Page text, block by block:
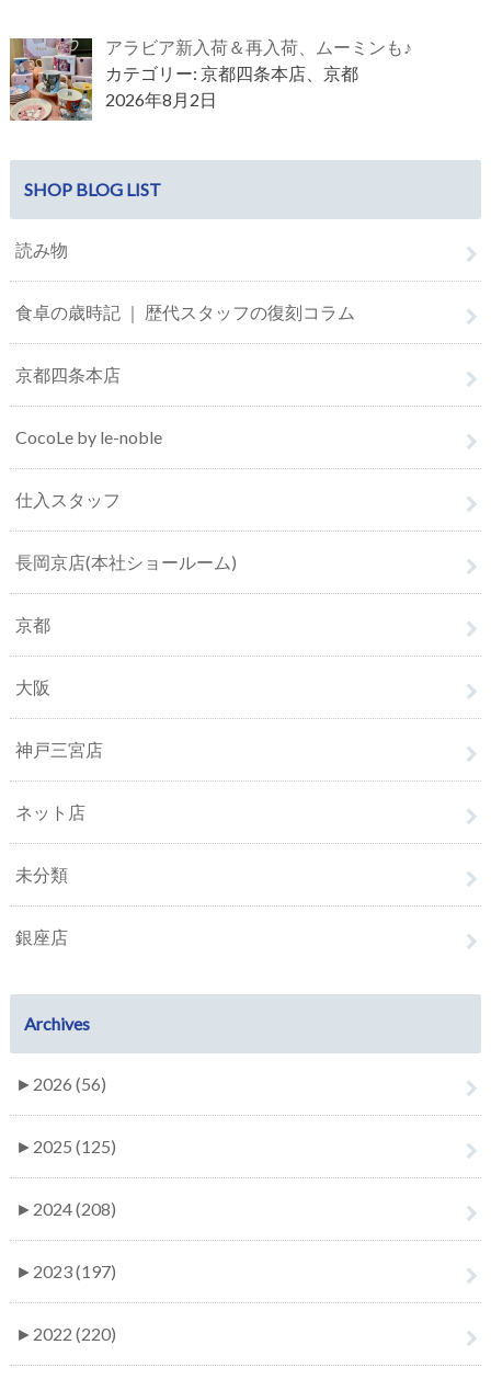
アラビア新入荷＆再入荷、ムーミンも♪
カテゴリー: 京都四条本店、京都
2026年8月2日
SHOP BLOG LIST
読み物
食卓の歳時記 ｜ 歴代スタッフの復刻コラム
京都四条本店
CocoLe by le-noble
仕入スタッフ
長岡京店(本社ショールーム)
京都
大阪
神戸三宮店
ネット店
未分類
銀座店
Archives
► 2026 (56)
► 2025 (125)
► 2024 (208)
► 2023 (197)
► 2022 (220)